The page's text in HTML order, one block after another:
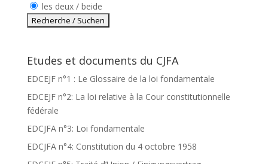
les deux / beide
Etudes et documents du CJFA
EDCEJF n°1 : Le Glossaire de la loi fondamentale
EDCEJF n°2: La loi relative à la Cour constitutionnelle
fédérale
EDCJFA n°3: Loi fondamentale
EDCJFA n°4: Constitution du 4 octobre 1958